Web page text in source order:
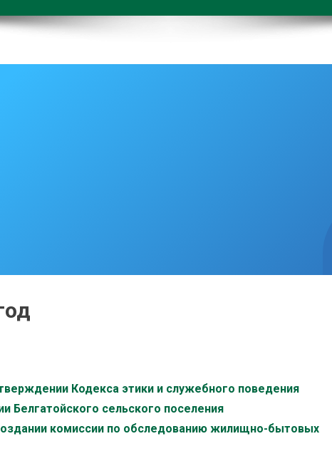
Кодекса этики и служебного поведения
Белгатойского сельского поселения
комиссии по обследованию жилищно-бытовых